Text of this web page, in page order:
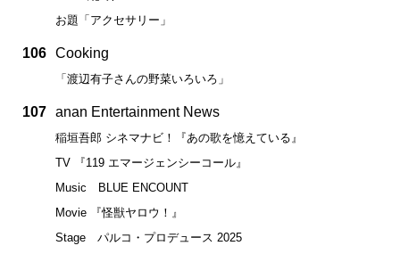
お題「アクセサリー」
106 Cooking
「渡辺有子さんの野菜いろいろ」
107 anan Entertainment News
稲垣吾郎 シネマナビ！『あの歌を憶えている』
TV 『119 エマージェンシーコール』
Music BLUE ENCOUNT
Movie 『怪獣ヤロウ！』
Stage パルコ・プロデュース 2025